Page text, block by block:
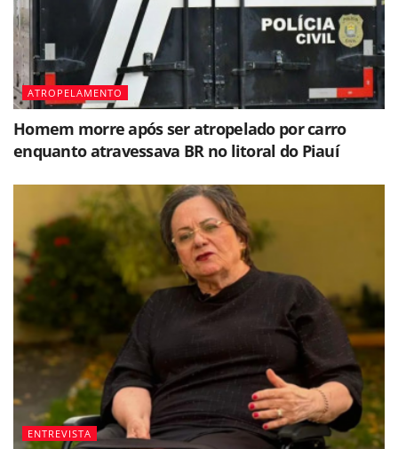
ATROPELAMENTO
Homem morre após ser atropelado por carro
enquanto atravessava BR no litoral do Piauí
ENTREVISTA